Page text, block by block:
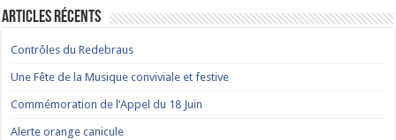
Articles récents
Contrôles du Redebraus
Une Fête de la Musique conviviale et festive
Commémoration de l’Appel du 18 Juin
Alerte orange canicule